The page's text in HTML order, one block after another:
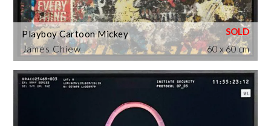
James Chiew
Playboy Cartoon Mickey
60 x 60 cm